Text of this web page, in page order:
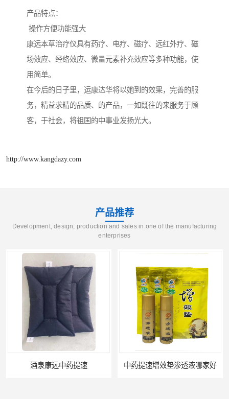
产品特点：
操作方便功能强大
康远本草治疗仪具有药疗、电疗、磁疗、远红外疗、磁
场效应、经络效应、微量元素补充效应等多种功能，使
用简单。
在今后的日子里，运康达华将以她到的效果，完善的服
务，精益求精的品质、的产品，一如既往的来服务于顾
客，于社会，将祖国的中事业发扬光大。
http://www.kangdazy.com
产品推荐
Development, design, production and sales in one of the manufacturing
enterprises
酒泉康远中药提速 中药提速增效垫渗透液哪家好